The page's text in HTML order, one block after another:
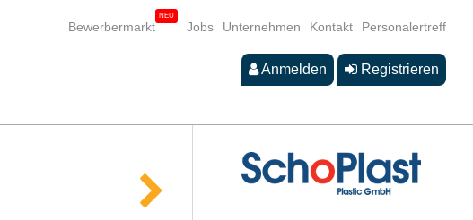
Bewerbermarkt Jobs Unternehmen Kontakt Personalertreff
Anmelden Registrieren